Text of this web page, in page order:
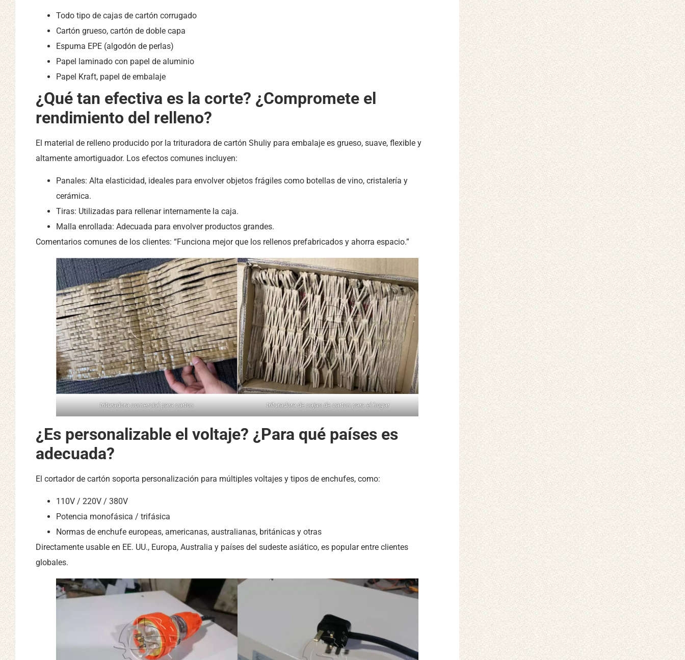
Todo tipo de cajas de cartón corrugado
Cartón grueso, cartón de doble capa
Espuma EPE (algodón de perlas)
Papel laminado con papel de aluminio
Papel Kraft, papel de embalaje
¿Qué tan efectiva es la corte? ¿Compromete el
rendimiento del relleno?
El material de relleno producido por la trituradora de cartón Shuliy para embalaje es grueso, suave, flexible y
altamente amortiguador. Los efectos comunes incluyen:
Panales: Alta elasticidad, ideales para envolver objetos frágiles como botellas de vino, cristalería y
cerámica.
Tiras: Utilizadas para rellenar internamente la caja.
Malla enrollada: Adecuada para envolver productos grandes.
Comentarios comunes de los clientes: “Funciona mejor que los rellenos prefabricados y ahorra espacio.”
trituradora comercial para carton trituradora de cajas de carton para el hogar
¿Es personalizable el voltaje? ¿Para qué países es
adecuada?
El cortador de cartón soporta personalización para múltiples voltajes y tipos de enchufes, como:
110V / 220V / 380V
Potencia monofásica / trifásica
Normas de enchufe europeas, americanas, australianas, británicas y otras
Directamente usable en EE. UU., Europa, Australia y países del sudeste asiático, es popular entre clientes
globales.